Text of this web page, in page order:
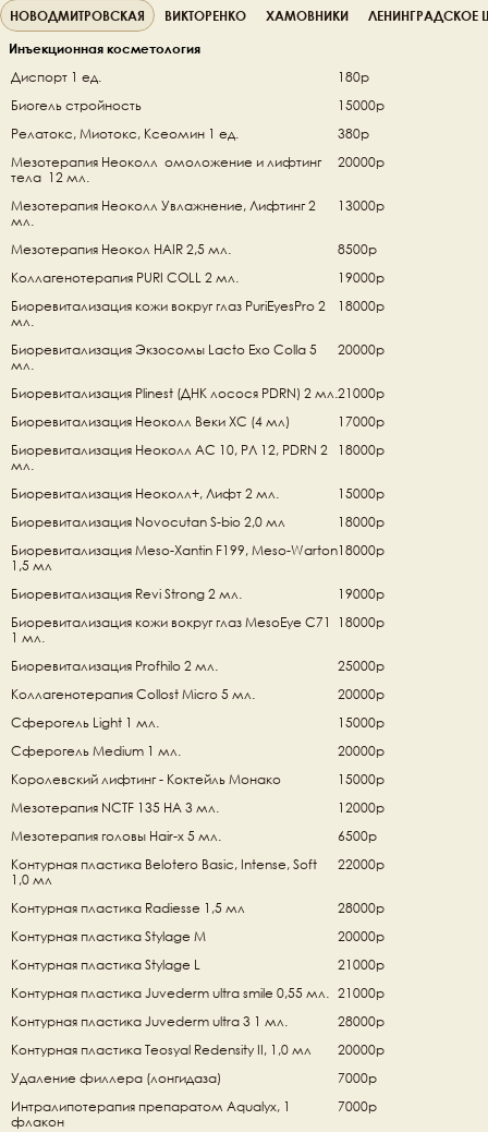
НОВОДМИТРОВСКАЯ ВИКТОРЕНКО ХАМОВНИКИ
ЛЕНИНГРАДСКОЕ
Инъекционная косметология
Диспорт 1 ед.
180р
Биогель стройность
15000р
Релатокс, Миотокс, Ксеомин 1 ед.
380р
Мезотерапия Неоколл  омоложение и лифтинг
тела  12 мл.
20000р
Мезотерапия Неоколл Увлажнение, Лифтинг 2
мл.
13000р
Мезотерапия Неокол HAIR 2,5 мл.
8500р
Коллагенотерапия PURI COLL 2 мл.
19000р
Биоревитализация кожи вокруг глаз PuriEyesPro 2
мл.
18000р
Биоревитализация Экзосомы Lacto Exo Colla 5
мл.
20000р
Биоревитализация Plinest (ДНК лосося PDRN) 2 мл. 21000р
Биоревитализация Неоколл Веки ХС (4 мл)
17000р
Биоревитализация Неоколл AC 10, РЛ 12, PDRN 2
мл.
18000р
Биоревитализация Неоколл+, Лифт 2 мл.
15000р
Биоревитализация Novocutan S-bio 2,0 мл
18000р
Биоревитализация Meso-Xantin F199, Meso-Warton
1,5 мл
18000р
Биоревитализация Revi Strong 2 мл.
19000р
Биоревитализация кожи вокруг глаз MesoEye C71
1 мл.
18000р
Биоревитализация Profhilo 2 мл.
25000р
Коллагенотерапия Collost Micro 5 мл.
20000р
Сферогель Light 1 мл.
15000р
Сферогель Medium 1 мл.
20000р
Королевский лифтинг - Коктейль Монако
15000р
Мезотерапия NCTF 135 НА 3 мл.
12000р
Мезотерапия головы Hair-x 5 мл.
6500р
Контурная пластика Belotero Basic, Intense, Soft
1,0 мл
22000р
Контурная пластика Radiesse 1,5 мл
28000р
Контурная пластика Stylage M
20000р
Контурная пластика Stylage L
21000р
Контурная пластика Juvederm ultra smile 0,55 мл. 21000р
Контурная пластика Juvederm ultra 3 1 мл.
28000р
Контурная пластика Teosyal Redensity II, 1,0 мл
20000р
Удаление филлера (лонгидаза)
7000р
Интралипотерапия препаратом Aqualyx, 1
флакон
7000р